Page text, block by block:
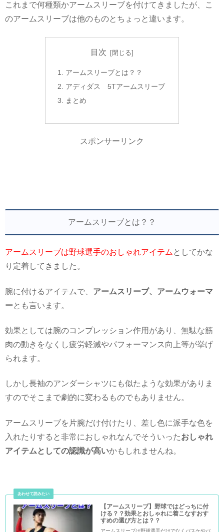
これまで何種類かアームスリーブを付けてきましたが、こ
のアームスリーブは他のものとちょっと違います。
目次
アームスリーブとは？？
アディダス 5Tアームスリーブ
まとめ
スポンサーリンク
アームスリーブとは？？
アームスリーブは野球選手のおしゃれアイテム としてかな
り定着してきました。
腕に付けるアイテムで、 アームスリーブ、アームウォーマ
ーとも言います。
効果としては腕のコンプレッション作用があり、無駄な筋
肉の動きをなくし疲労軽減やパフォーマンス向上等が挙げ
られます。
しかし長袖のアンダーシャツにも似たような効果がありま
すのでそこまで劇的に変わるものでもありません。
アームスリーブを片腕だけ付けたり、差し色に派手な色を
入れたりすると非常におしゃれなんでそういったおしゃれ
アイテムとしての認識が高いかもしれませんね。
【アームスリーブ】野球ではどっちに付
ける？？効果とおしゃれに着こなすおす
すめの選び方とは？？
アームスリーブは野球選手だけでなくバスケやバ